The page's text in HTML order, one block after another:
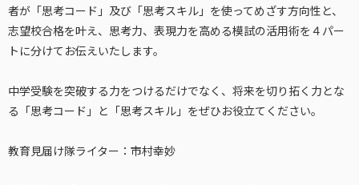
者が「思考コード」及び「思考スキル」を使ってめざす方向性と、
志望校合格を叶え、思考力、表現力を高める模試の活用術を４パー
トに分けてお伝えいたします。
中学受験を突破する力をつけるだけでなく、将来を切り拓く力とな
る「思考コード」と「思考スキル」をぜひお役立てください。
教育見届け隊ライター：市村幸妙